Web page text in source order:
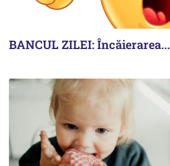
BANCUL ZILEI: Încăierarea...